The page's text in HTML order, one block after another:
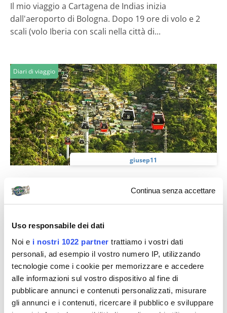
Continua senza accettare
Uso responsabile dei dati
Noi e i nostri 1022 partner trattiamo i vostri dati
personali, ad esempio il vostro numero IP, utilizzando
tecnologie come i cookie per memorizzare e accedere
alle informazioni sul vostro dispositivo al fine di
pubblicare annunci e contenuti personalizzati, misurare
gli annunci e i contenuti, ricercare il pubblico e sviluppare
Il mio viaggio a Cartagena de Indias inizia
dall'aeroporto di Bologna. Dopo 19 ore di volo e 2
scali (volo Iberia con scali nella città di...
Diari di viaggio
giusep11
Colombia: aventurero solitario!
Premessa Sono in giro per il Sudamerica da qualche
tierra del fuego) e ogni anno mi spingo...
Diari di viaggio